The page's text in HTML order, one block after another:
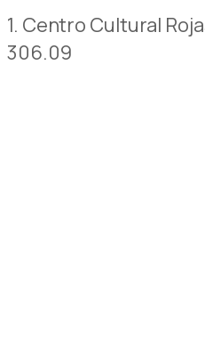
1. Centro Cultural
306.09